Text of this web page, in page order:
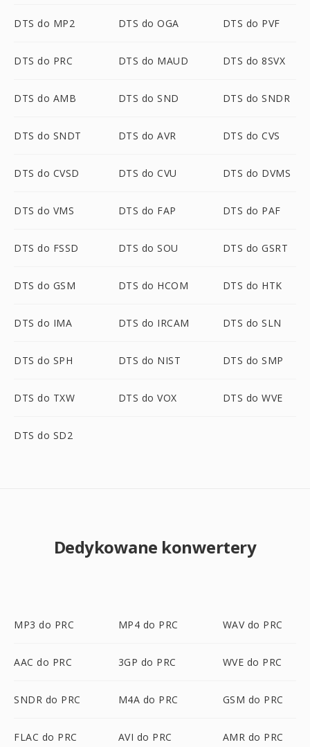
DTS do MP2 DTS do OGA DTS do PVF
DTS do PRC DTS do MAUD DTS do 8SVX
DTS do AMB DTS do SND DTS do SNDR
DTS do SNDT DTS do AVR DTS do CVS
DTS do CVSD DTS do CVU DTS do DVMS
DTS do VMS DTS do FAP DTS do PAF
DTS do FSSD DTS do SOU DTS do GSRT
DTS do GSM DTS do HCOM DTS do HTK
DTS do IMA DTS do IRCAM DTS do SLN
DTS do SPH DTS do NIST DTS do SMP
DTS do TXW DTS do VOX DTS do WVE
DTS do SD2
Dedykowane konwertery
MP3 do PRC MP4 do PRC WAV do PRC
AAC do PRC 3GP do PRC WVE do PRC
SNDR do PRC M4A do PRC GSM do PRC
FLAC do PRC AVI do PRC AMR do PRC